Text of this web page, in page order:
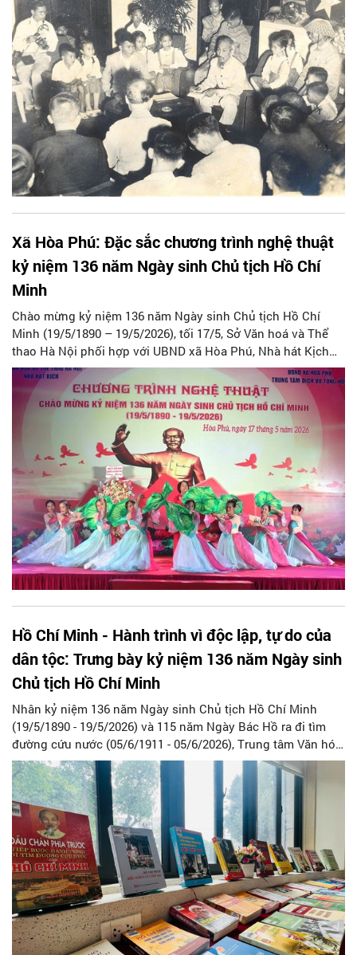
đường cứu nước, giải phóng dân tộc, xây dựng Nhà nước
của dân, do dân, vì dân; đồng thời để lại dấu ấn sâu đậm đối
với Đảng bộ và nhân dân Thủ đô Hà Nội – nơi luôn nhận
được sự quan tâm đặc biệt, những tình cảm sâu nặng và
những lời căn dặn tâm huyết của Người.
Xã Hòa Phú: Đặc sắc chương trình nghệ thuật
kỷ niệm 136 năm Ngày sinh Chủ tịch Hồ Chí
Minh
Chào mừng kỷ niệm 136 năm Ngày sinh Chủ tịch Hồ Chí
Minh (19/5/1890 – 19/5/2026), tối 17/5, Sở Văn hoá và Thể
thao Hà Nội phối hợp với UBND xã Hòa Phú, Nhà hát Kịch
Hà Nội long trọng tổ chức chương trình biểu diễn nghệ
thuật. Chương trình thu hút đông đảo cán bộ, đảng viên và
Nhân dân trên địa bàn tham dự.
Hồ Chí Minh - Hành trình vì độc lập, tự do của
dân tộc: Trưng bày kỷ niệm 136 năm Ngày sinh
Chủ tịch Hồ Chí Minh
Nhân kỷ niệm 136 năm Ngày sinh Chủ tịch Hồ Chí Minh
(19/5/1890 - 19/5/2026) và 115 năm Ngày Bác Hồ ra đi tìm
đường cứu nước (05/6/1911 - 05/6/2026), Trung tâm Văn hóa
và Thư viện Hà Nội tổ chức trưng bày chuyên đề “Hồ Chí
Minh - Hành trình vì độc lập, tự do của dân tộc”.